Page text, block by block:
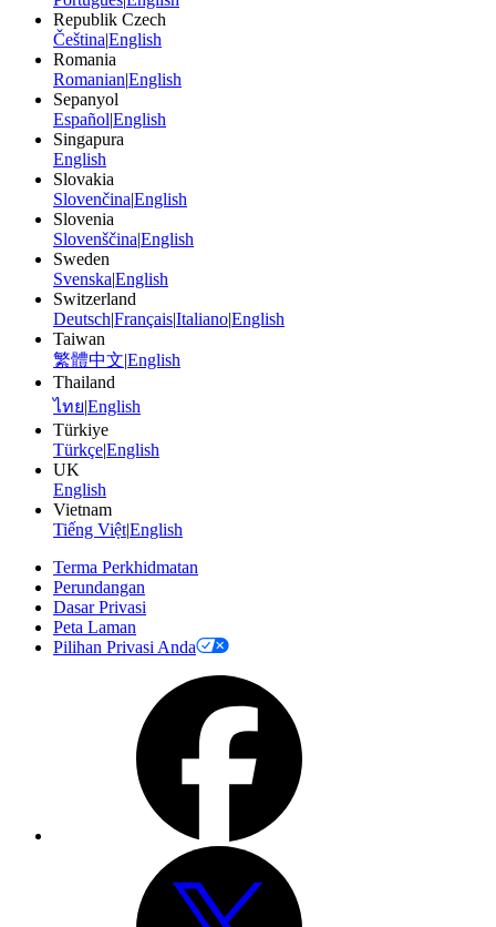
Republik Czech
Čeština|English
Romania
Romanian|English
Sepanyol
Español|English
Singapura
English
Slovakia
Slovenčina|English
Slovenia
Slovenščina|English
Sweden
Svenska|English
Switzerland
Deutsch|Français|Italiano|English
Taiwan
繁體中文|English
Thailand
ไทย|English
Türkiye
Türkçe|English
UK
English
Vietnam
Tiếng Việt|English
Terma Perkhidmatan
Perundangan
Dasar Privasi
Peta Laman
Pilihan Privasi Anda